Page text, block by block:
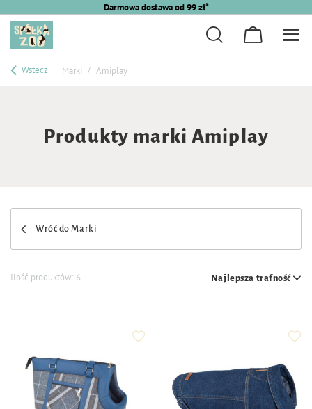
Darmowa dostawa od 99 zł*
Wstecz Marki Amiplay
Produkty marki Amiplay
Wróć do Marki
Ilość produktów: 6 Najlepsza trafność